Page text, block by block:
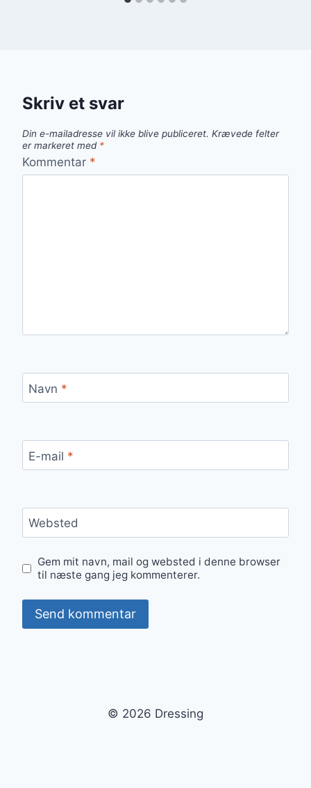
Skriv et svar
Din e-mailadresse vil ikke blive publiceret. Krævede felter
er markeret med *
Kommentar *
Navn *
E-mail *
Websted
Gem mit navn, mail og websted i denne browser
til næste gang jeg kommenterer.
© 2026 Dressing